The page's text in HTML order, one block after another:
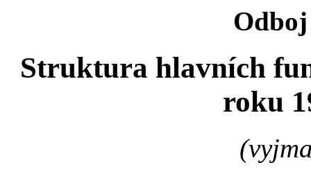
Struktura hlavních
roku